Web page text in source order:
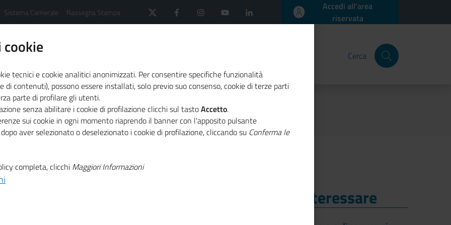
Sistema Camerale Rassegna Stampa
Accedi all'area
riservata
Cerca
camerale
News dal sistema camerale - Archivio 2025
SONDRIO - Dal 1° ottobre 2025 certificati di origine solo in formato digitale
2025
in formato
Ti Potrebbe Interessare
tecnici e cookie analitici anonimizzati. Per consentire specifiche funzionalità
di contenuti), possono essere installati, solo previo suo consenso, cookie di terze parti
parte di profilare gli utenti.
senza abilitare i cookie di profilazione clicchi sul tastoAccetto.
sui cookie in ogni momento riaprendo il banner con l'apposito pulsante
aver selezionato o deselezionato i cookie di profilazione, cliccando su Conferma le
completa, clicchi Maggiori Informazioni